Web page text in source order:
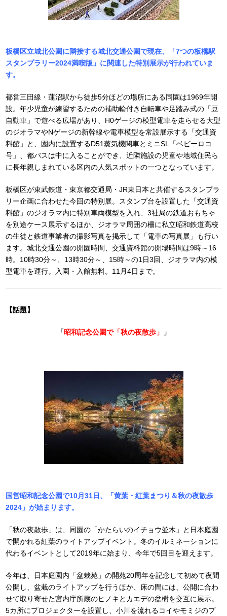
板橋区立城北公園に隣接する城北交通公園で現在、「7つの板橋駅
スタンプラリー2024満喫版」に関連した特別展示が行われていま
す。
都営三田線・蓮沼駅から徒歩5分ほどの場所にある同園は1969年開
設。年少児童が練習するための補助輪付き自転車や足踏み式の「豆
自動車」で遊べる広場があり、H0ゲージの模型電車を走らせる大型
のジオラマやNゲージの新幹線や電車模型を常設展示する「交通資
料館」と、園内に設置するD51蒸気機関車とミニSL「ベビーロコ
号」、都バスは中に入ることができ、近隣施設の児童や地域住民ら
に長年親しまれている区内の人気スポットの一つとなっています。
板橋区が東武鉄道・東京都交通局・JR東日本と共催するスタンプラ
リー企画に合わせた今回の特別展。スタンプ台を設置した「交通資
料館」のジオラマ内に特別車両模型を入れ、3社局の鉄道おもちゃ
を別途ケース展示するほか、ジオラマ周囲の柵に私立昭和鉄道高校
の生徒と鉄道事業者の撮影写真を掲示して「電車の写真展」も行い
ます。城北交通公園の開園時間、交通資料館の開場時間は9時～16
時。10時30分～、13時30分～、15時～の1日3回、ジオラマ内の模
型電車を運行。入園・入館無料。11月4日まで。
【話題】
「昭和記念公園で「秋の夜散歩」 」
国営昭和記念公園で10月31日、「黄葉・紅葉まつり＆秋の夜散歩
2024」が始まります。
「秋の夜散歩」は、同園の「かたらいのイチョウ並木」と日本庭園
で開かれる紅葉のライトアップイベント。冬のイルミネーションに
代わるイベントとして2019年に始まり、今年で5回目を迎えます。
今年は、日本庭園内「盆栽苑」の開苑20周年を記念して初めて夜間
公開し、盆栽のライトアップを行うほか、床の間には、公開に合わ
せて取り寄せた宮内庁所蔵のヒノキとカエデの盆樹を交互に展示。
5カ所にプロジェクターを設置し、小川を流れるコイやモミジのプ